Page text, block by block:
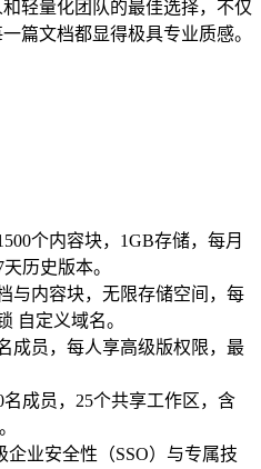
轻量化团队的最佳选择，不仅
篇文档都显得极具专业质感。
个内容块，1GB存储，每月
历史版本。
与内容块，无限存储空间，每
自定义域名。
成员，每人享高级版权限，最
名成员，25个共享工作区，含
企业安全性（SSO）与专属技